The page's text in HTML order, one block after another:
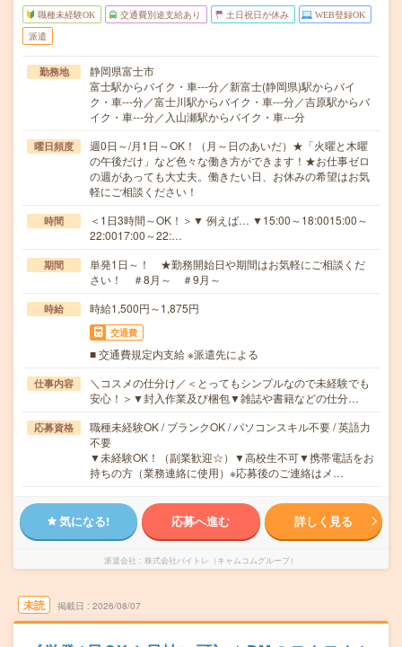
職種未経験OK 交通費別途支給あり 土日祝日が休み WEB登録OK
派遣
勤務地
静岡県富士市
富士駅からバイク・車---分／新富士(静岡県)駅からバイ
ク・車---分／富士川駅からバイク・車---分／吉原駅からバ
イク・車---分／入山瀬駅からバイク・車---分
曜日頻度
週0日～/月1日～OK！（月～日のあいだ）★「火曜と木曜
の午後だけ」など色々な働き方ができます！★お仕事ゼロ
の週があっても大丈夫。働きたい日、お休みの希望はお気
軽にご相談ください！
時間
＜1日3時間～OK！＞▼ 例えば… ▼15:00～18:0015:00～
22:0017:00～22:…
期間
単発1日～！ ★勤務開始日や期間はお気軽にご相談くだ
さい！ ＃8月～ ＃9月～
時給 時給1,500円～1,875円
交通費
■ 交通費規定内支給 ※派遣先による
仕事内容
＼コスメの仕分け／＜とってもシンプルなので未経験でも
安心！＞▼封入作業及び梱包▼雑誌や書籍などの仕分…
応募資格
職種未経験OK / ブランクOK / パソコンスキル不要 / 英語力
不要
▼未経験OK！（副業歓迎☆）▼高校生不可▼携帯電話をお
持ちの方（業務連絡に使用）※応募後のご連絡はメ…
気になる! 応募へ進む 詳しく見る
派遣会社 株式会社バイトレ（キャムコムグループ）
未読 掲載日 2026/08/07